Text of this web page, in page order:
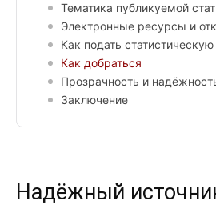
Тематика публикуемой
Электронные ресурсы и
Как подать статистическую
Как добраться
Прозрачность и
Заключение
Надёжный